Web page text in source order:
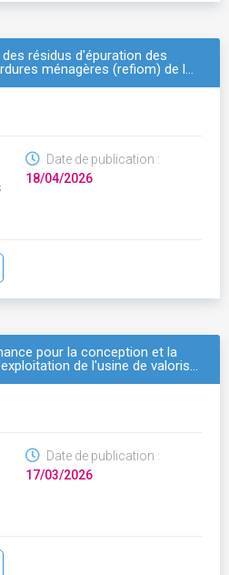
résidus d'épuration des
ménagères (refiom) de l…
Date de publication :
18/04/2026
pour la conception et la
de l'usine de valoris…
Date de publication :
17/03/2026